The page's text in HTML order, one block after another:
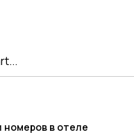
в отеле